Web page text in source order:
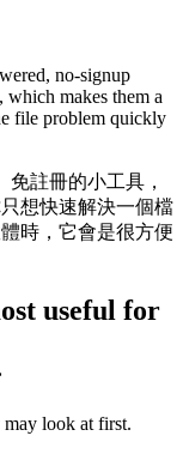
no-signup
makes them a
file problem quickly
免註冊的小工具，
想快速解決一個檔
時，它會是很方便
useful for
may look at first.